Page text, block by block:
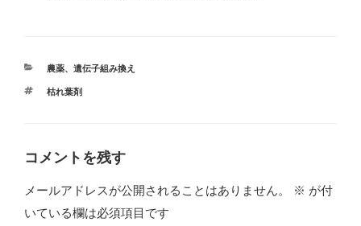
カ
ゴ
農薬、 遺伝子組み換え
タ
枯れ葉剤
コメントを残す
メールアドレスが公開されることはありません。 ※ が付
いている欄は必須項目です